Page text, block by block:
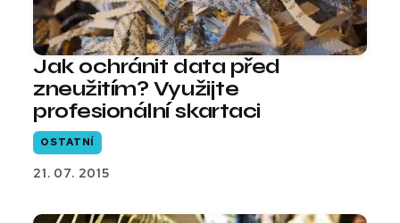
Jak ochránit data před
zneužitím? Využijte
profesionální skartaci
OSTATNÍ
21. 07. 2015